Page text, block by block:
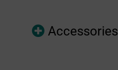
Accessories